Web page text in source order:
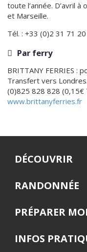
toute l’année. D’avril à
et Marseille.
Tél. : +33 (0)2 31 71
Par ferry
BRITTANY FERRIES :
Transfert vers
(0)825 828 828 (0,15€
www.brittanyferries.fr
DÉCOUVRIR
RANDONNÉE
PRÉPARER
INFOS